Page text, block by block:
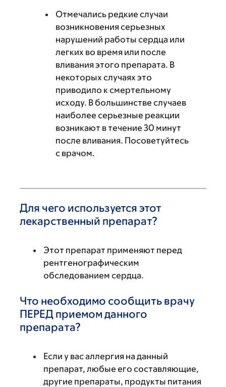
Отмечались редкие случаи
возникновения серьезных
нарушений работы сердца или
легких во время или после
вливания этого препарата. В
некоторых случаях это
приводило к смертельному
исходу. В большинстве случаев
наиболее серьезные реакции
возникают в течение 30 минут
после вливания. Посоветуйтесь
с врачом.
Для чего используется этот
лекарственный препарат?
Этот препарат применяют перед
рентгенографическим
обследованием сердца.
Что необходимо сообщить врачу
ПЕРЕД приемом данного
препарата?
Если у вас аллергия на данный
препарат, любые его составляющие,
другие препараты, продукты питания